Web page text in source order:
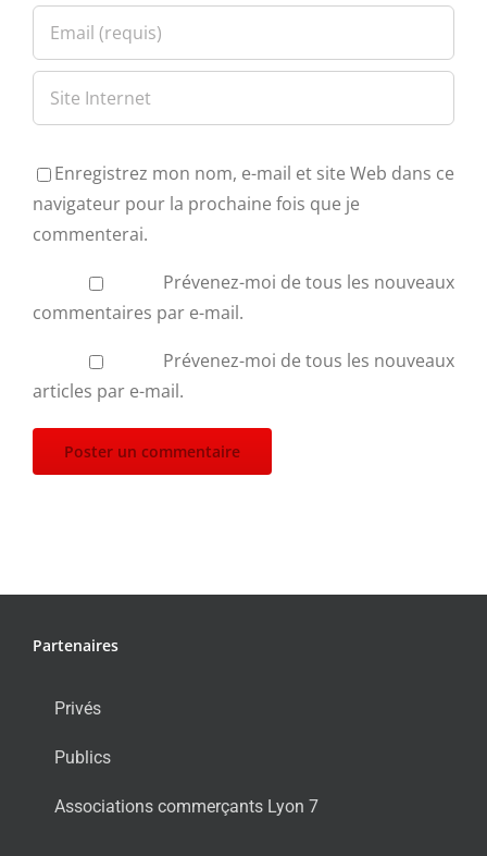
Enregistrez mon nom, e-mail et site Web dans ce
navigateur pour la prochaine fois que je
commenterai.
Prévenez-moi de tous les nouveaux
commentaires par e-mail.
Prévenez-moi de tous les nouveaux
articles par e-mail.
Partenaires
Privés
Publics
Associations commerçants Lyon 7